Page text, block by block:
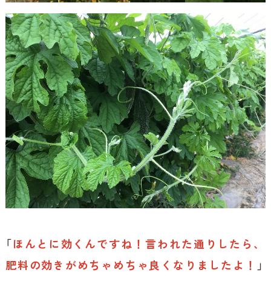
「 ほんとに効くんですね！言われた通りしたら、
肥料の効きがめちゃめちゃ良くなりましたよ！
」